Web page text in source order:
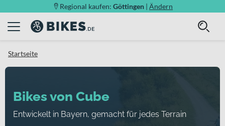
Regional kaufen: Göttingen | Ändern
Startseite
Bikes von Cube
Entwickelt in Bayern, gemacht für jedes Terrain